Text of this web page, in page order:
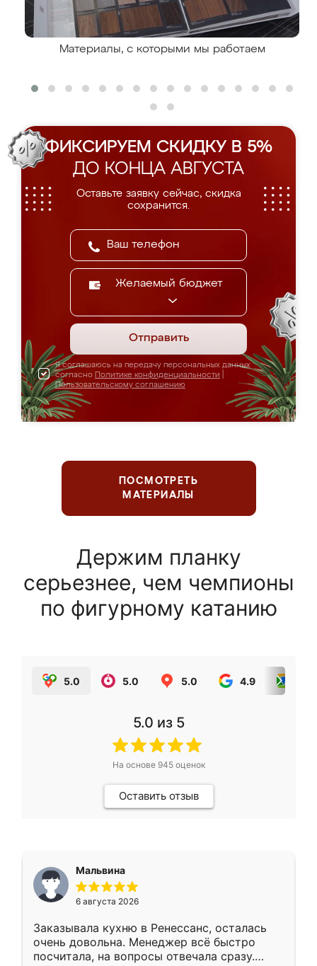
Материалы, с которыми мы работаем
ФИКСИРУЕМ СКИДКУ В 5%
ДО КОНЦА АВГУСТА
Оставьте заявку сейчас, скидка
сохранится.
Желаемый бюджет
Отправить
Я соглашаюсь на передачу персональных данных
согласно Политике конфиденциальности
Пользовательскому соглашению
ПОСМОТРЕТЬ
МАТЕРИАЛЫ
Держим планку
серьезнее, чем чемпионы
по фигурному катанию
5.0 5.0 5.0 4.9
5.0 из 5
На основе 945оценок
Оставить отзыв
Мальвина
6 августа 2026
Заказывала кухню в Ренессанс, осталась
очень довольна. Менеджер всё быстро
посчитала, на вопросы отвечала сразу.